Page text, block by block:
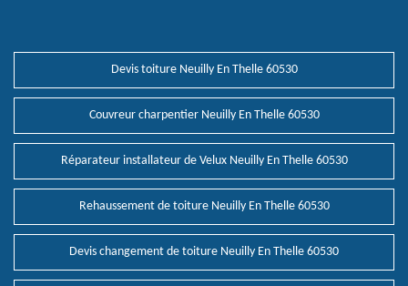
Devis toiture Neuilly En Thelle 60530
Couvreur charpentier Neuilly En Thelle 60530
Réparateur installateur de Velux Neuilly En Thelle 60530
Rehaussement de toiture Neuilly En Thelle 60530
Devis changement de toiture Neuilly En Thelle 60530